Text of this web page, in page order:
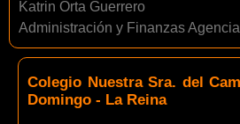
Katrin Orta Guerrero
Administración y Finanzas
Colegio Nuestra Sra. del
Domingo - La Reina